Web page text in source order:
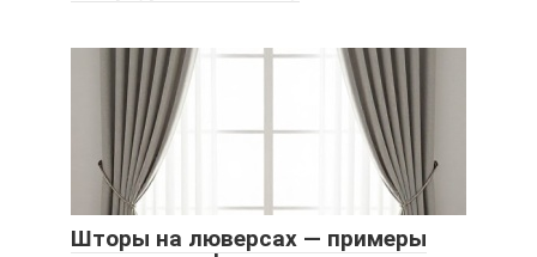
Шторы на люверсах — примеры